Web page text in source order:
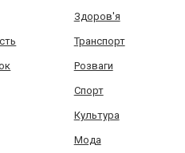
Здоров'я
Транспорт
Розваги
Спорт
Культура
Мода